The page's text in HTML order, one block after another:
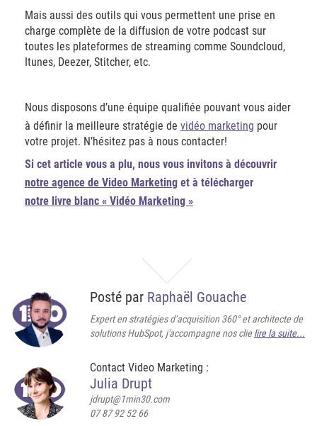
Mais aussi des outils qui vous permettent une prise en
charge complète de la diffusion de votre podcast sur
toutes les plateformes de streaming comme Soundcloud,
Itunes, Deezer, Stitcher, etc.
Nous disposons d’une équipe qualifiée pouvant vous aider
à définir la meilleure stratégie de vidéo marketing pour
votre projet. N’hésitez pas à nous contacter!
Si cet article vous a plu, nous vous invitons à découvrir
notre agence de Video Marketing et à télécharger
notre livre blanc « Vidéo Marketing »
Posté par Raphaël Gouache
Expert en stratégies d’acquisition 360° et architecte de
solutions HubSpot, j'accompagne nos clielire la suite...
Contact Video Marketing :
Julia Drupt
jdrupt@1min30.com
07 87 92 52 66